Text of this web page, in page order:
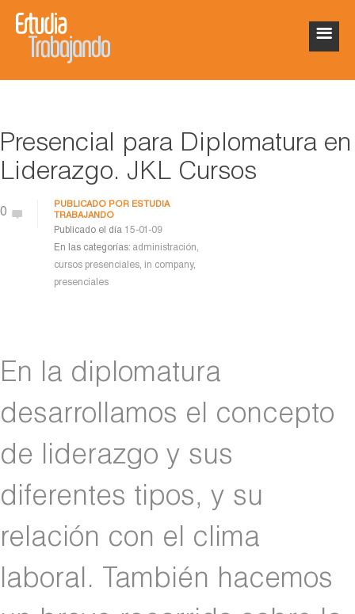
Presencial para Diplomatura en
Liderazgo. JKL Cursos
0
PUBLICADO POR ESTUDIA
TRABAJANDO
Publicado el día 15-01-09
En las categorías: administración,
cursos presenciales, in company,
presenciales
En la diplomatura
desarrollamos el concepto
de liderazgo y sus
diferentes tipos, y su
relación con el clima
laboral. También hacemos